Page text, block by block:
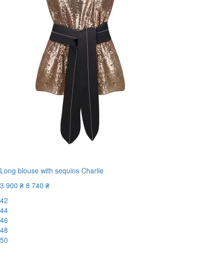
Long blouse with sequins Charlie
3 900 ₴ 8 740 ₴
42
44
46
48
50